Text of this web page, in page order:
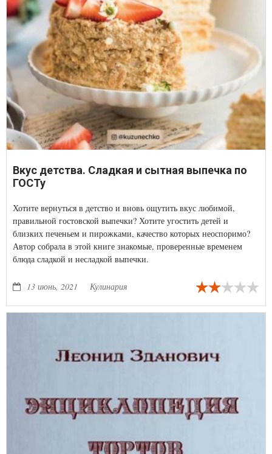
Вкус детства. Сладкая и сытная выпечка по
ГОСТу
Хотите вернуться в детство и вновь ощутить вкус любимой,
правильной гостовской выпечки? Хотите угостить детей и
близких печеньем и пирожками, качество которых неоспоримо?
Автор собрала в этой книге знакомые, проверенные временем
блюда сладкой и несладкой выпечки.
13 июнь, 2021 Кулинария